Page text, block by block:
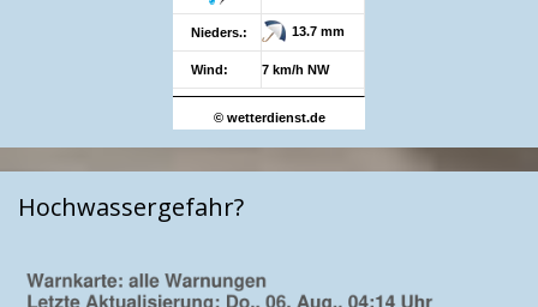
Nieders.: 13.7 mm
Wind: 7 km/h NW
© wetterdienst.de
Hochwassergefahr?